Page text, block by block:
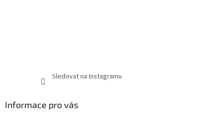
Sledovat na Instagramu
Informace pro vás